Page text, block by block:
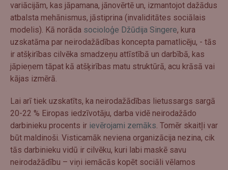
variācijām, kas jāpamana, jānovērtē un, izmantojot dažādus
atbalsta mehānismus, jāstiprina (invaliditātes sociālais
modelis). Kā norāda socioloģe Džūdija Singere, kura
uzskatāma par neirodažādības koncepta pamatlicēju, - tās
ir atšķirības cilvēka smadzeņu attīstībā un darbībā, kas
jāpieņem tāpat kā atšķirības matu struktūrā, acu krāsā vai
kājas izmērā.
Lai arī tiek uzskatīts, ka neirodažādības lietussargs sargā
20-22 % Eiropas iedzīvotāju, darba vidē neirodažādo
darbinieku procents ir ievērojami zemāks. Tomēr skaitļi var
būt maldinoši. Visticamāk neviena organizācija nezina, cik
tās darbinieku vidū ir cilvēku, kuri labi maskē savu
neirodažādību – viņi iemācās kopēt sociāli vēlamos